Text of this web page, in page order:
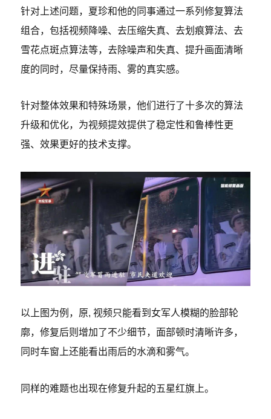
针对上述问题，夏珍和他的同事通过一系列修复算法
组合，包括视频降噪、去压缩失真、去划痕算法、去
雪花点斑点算法等，去除噪声和失真、提升画面清晰
度的同时，尽量保持雨、雾的真实感。
针对整体效果和特殊场景，他们进行了十多次的算法
升级和优化，为视频提效提供了稳定性和鲁棒性更
强、效果更好的技术支撑。
以上图为例，原, 视频只能看到女军人模糊的脸部轮
廓，修复后则增加了不少细节，面部顿时清晰许多，
同时车窗上还能看出雨后的水滴和雾气。
同样的难题也出现在修复升起的五星红旗上。